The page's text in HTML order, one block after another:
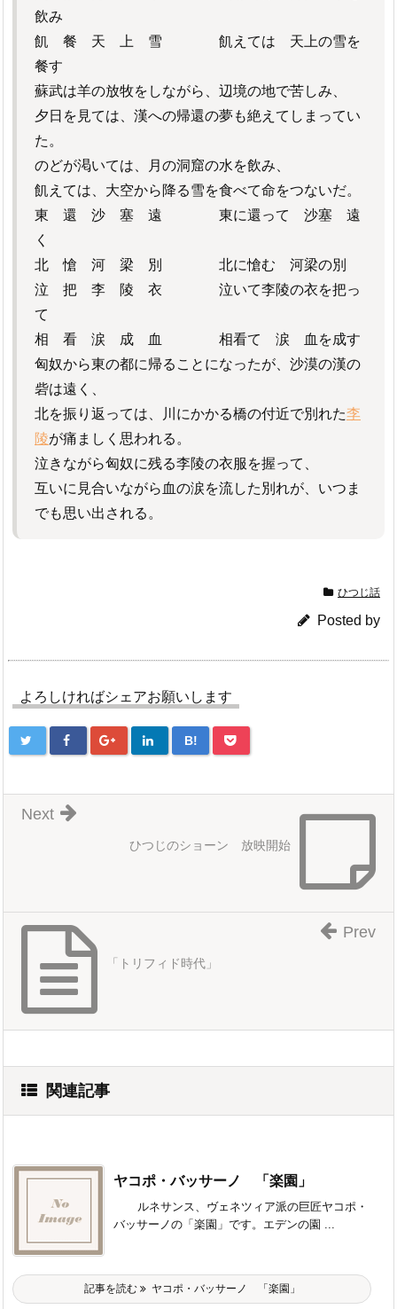
飲み
飢 餐 天 上 雪 飢えては 天上の雪を
餐す
蘇武は羊の放牧をしながら、辺境の地で苦しみ、
夕日を見ては、漢への帰還の夢も絶えてしまってい
た。
のどが渇いては、月の洞窟の水を飲み、
飢えては、大空から降る雪を食べて命をつないだ。
東 還 沙 塞 遠 東に還って 沙塞 遠
く
北 愴 河 梁 別 北に愴む 河梁の別
泣 把 李 陵 衣 泣いて李陵の衣を把っ
て
相 看 涙 成 血 相看て 涙 血を成す
匈奴から東の都に帰ることになったが、沙漠の漢の
砦は遠く、
北を振り返っては、川にかかる橋の付近で別れた李
陵が痛ましく思われる。
泣きながら匈奴に残る李陵の衣服を握って、
互いに見合いながら血の涙を流した別れが、いつま
でも思い出される。
ひつじ話
Posted by
よろしければシェアお願いします
B!
ひつじのショーン 放映開始
Next
「トリフィド時代」
Prev
関連記事
ヤコポ・バッサーノ 「楽園」
ルネサンス、ヴェネツィア派の巨匠ヤコポ・
バッサーノの「楽園」です。エデンの園 ...
記事を読む ヤコポ・バッサーノ 「楽園」